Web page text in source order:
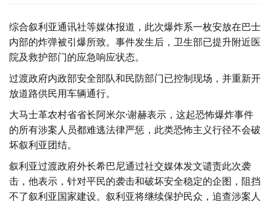
综合叙利亚通讯社等媒体报道，此次爆炸系一枚安放在巴士
内部的炸弹被引爆所致。事件发生后，卫生部已提升附近医
院及救护部门的应急响应状态。
过渡政府内政部安全部队和民防部门已控制现场，并重新开
放道路供民用车辆通行。
大马士革农村省省长阿米尔·谢赫表示，这起恐怖爆炸事件
的所有涉案人员都难逃法律严惩，此类恐怖主义行径不会破
坏叙利亚团结。
叙利亚过渡政府外长希巴尼通过社交媒体发文谴责此次袭
击，他表示，针对平民的袭击和破坏安全稳定的企图，阻挡
不了叙利亚国家建设。叙利亚将继续保护民众，追查涉案人